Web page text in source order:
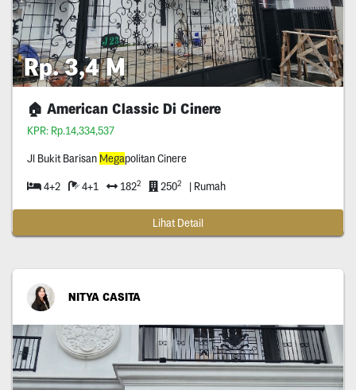
Rp. 3,4 M
🏠 American Classic Di Cinere
KPR: Rp.14,334,537
Jl Bukit Barisan Megapolitan Cinere
4+2 4+1 1822 2502 | Rumah
Lihat Detail
NITYA CASITA